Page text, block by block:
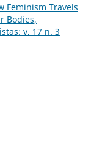
Feminism Travels
Bodies,
v. 17 n. 3